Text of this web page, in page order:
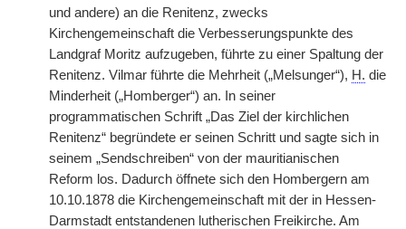
und andere) an die Renitenz, zwecks
Kirchengemeinschaft die Verbesserungspunkte des
Landgraf Moritz aufzugeben, führte zu einer Spaltung der
Renitenz. Vilmar führte die Mehrheit („Melsunger“), H. die
Minderheit („Homberger“) an. In seiner
programmatischen Schrift „Das Ziel der kirchlichen
Renitenz“ begründete er seinen Schritt und sagte sich in
seinem „Sendschreiben“ von der mauritianischen
Reform los. Dadurch öffnete sich den Hombergern am
10.10.1878 die Kirchengemeinschaft mit der in Hessen-
Darmstadt entstandenen lutherischen Freikirche. Am